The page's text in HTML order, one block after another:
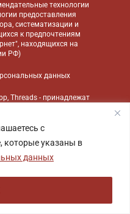
с
которые указаны в
данных
технологии
предоставления
систематизации и
к предпочтениям
находящихся на
РФ)
данных
Threads - принадлежат